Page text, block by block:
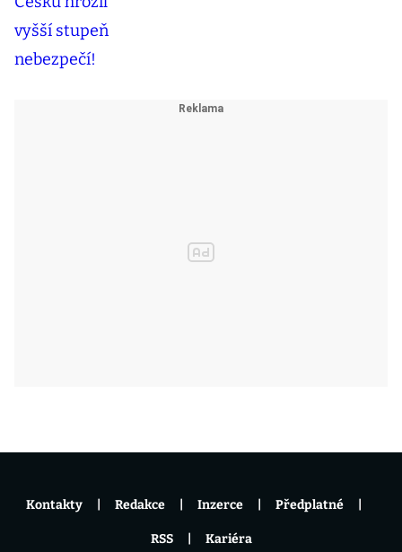
Kontakty Redakce Inzerce Předplatné
RSS Kariéra